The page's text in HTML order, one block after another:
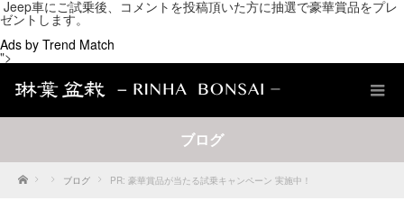
Jeep車にご試乗後、コメントを投稿頂いた方に抽選で豪華賞品をプレ
ゼントします。
Ads by Trend Match
">
ブログ
Home ブログ PR: 豪華賞品が当たる試乗キャンペーン 実施中！